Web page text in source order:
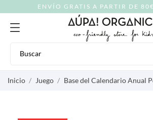
ENVÍO GRATIS A PARTIR DE
Inicio Juego Base del Calendario Anual